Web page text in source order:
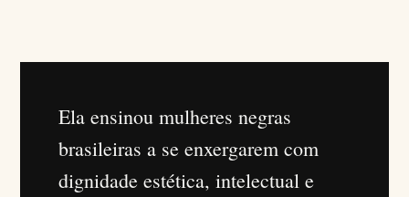
Ela ensinou mulheres negras
brasileiras a se enxergarem com
dignidade estética, intelectual e